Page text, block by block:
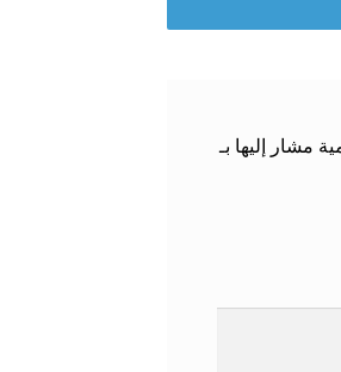
مشار إليها بـ